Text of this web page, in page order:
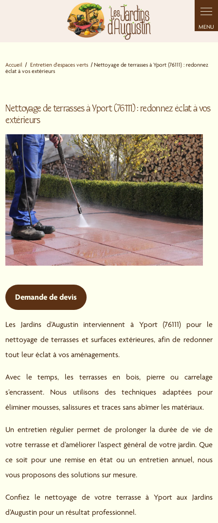
Accueil Entretien d'espaces verts
Nettoyage de terrasses à Yport (76111) : redonnez
éclat à vos extérieurs
Nettoyage de terrasses à Yport (76111) : redonnez éclat à vos
extérieurs
Demande de devis
Les Jardins d’Augustin interviennent à Yport (76111) pour le
nettoyage de terrasses et surfaces extérieures, afin de redonner
tout leur éclat à vos aménagements.
Avec le temps, les terrasses en bois, pierre ou carrelage
s’encrassent. Nous utilisons des techniques adaptées pour
éliminer mousses, salissures et traces sans abîmer les matériaux.
Un entretien régulier permet de prolonger la durée de vie de
votre terrasse et d’améliorer l’aspect général de votre jardin. Que
ce soit pour une remise en état ou un entretien annuel, nous
vous proposons des solutions sur mesure.
Confiez le nettoyage de votre terrasse à Yport aux Jardins
d’Augustin pour un résultat professionnel.
Panneau de gestion des cookies